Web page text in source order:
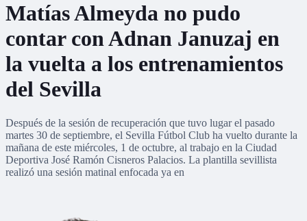
Matías Almeyda no pudo
contar con Adnan Januzaj en
la vuelta a los entrenamientos
del Sevilla
Después de la sesión de recuperación que tuvo lugar el pasado
martes 30 de septiembre, el Sevilla Fútbol Club ha vuelto durante la
mañana de este miércoles, 1 de octubre, al trabajo en la Ciudad
Deportiva José Ramón Cisneros Palacios. La plantilla sevillista
realizó una sesión matinal enfocada ya en